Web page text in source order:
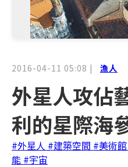
2016-04-11 05:08 | 漁人
外星人攻佔
利的星際海
#外星人 #建築空間 #美術館
能 #宇宙